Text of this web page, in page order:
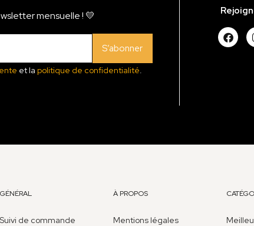
mensuelle ! 💛
S’abonner
et la politique de confidentialité
GÉNÉRAL
Suivi de commande
À PROPOS
Mentions légales